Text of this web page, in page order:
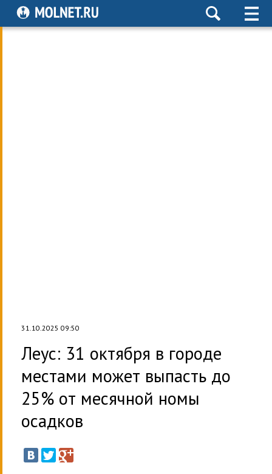
31.10.2025 09:50
Леус: 31 октября в городе
местами может выпасть до
25% от месячной номы
осадков